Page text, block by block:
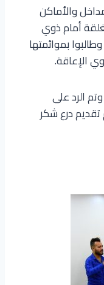
والأماكن
أمام ذوي
بموائمتها
الإعاقة.
الرد على
تقديم درع شكر